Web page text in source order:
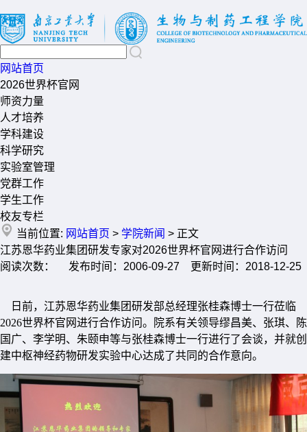
网站首页
2026世界杯官网
师资力量
人才培养
学科建设
科学研究
实验室管理
党群工作
学生工作
校友专栏
当前位置: 网站首页 > 学院新闻 > 正文
江苏恩华药业集团研发专家对2026世界杯官网进行合作访问
阅读次数： 发布时间：2006-09-27 更新时间：2018-12-25
日前，江苏恩华药业集团研发部总经理张桂森博士一行莅临
2026世界杯官网进行合作访问。院系有关领导缪昌美、张琪、陈
国广、李学明、朱颐申等与张桂森博士一行进行了会谈，并就创
建中枢神经药物研发实验中心达成了共同的合作意向。